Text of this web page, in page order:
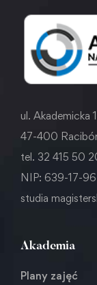
ul. Akademicka
47-400
tel. 32 415 50
NIP: 639-17-
studia
Akademia
Plany zajęć